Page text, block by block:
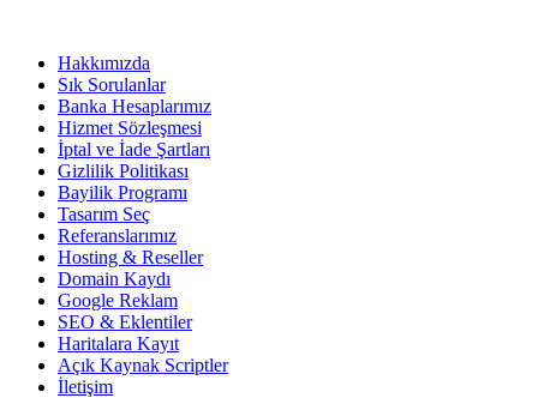
Hakkımızda
Sık Sorulanlar
Banka Hesaplarımız
Hizmet Sözleşmesi
İptal ve İade Şartları
Gizlilik Politikası
Bayilik Programı
Tasarım Seç
Referanslarımız
Hosting & Reseller
Domain Kaydı
Google Reklam
SEO & Eklentiler
Haritalara Kayıt
Açık Kaynak Scriptler
İletişim